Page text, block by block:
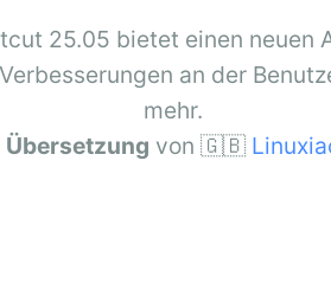
25.05 bietet einen neuen
an der
mehr.
Übersetzung von 🇬🇧